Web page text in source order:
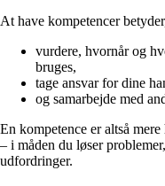
At have kompetencer
vurdere, hvornår og
bruges,
tage ansvar for dine
og samarbejde med
En kompetence er altså
– i måden du løser
udfordringer.